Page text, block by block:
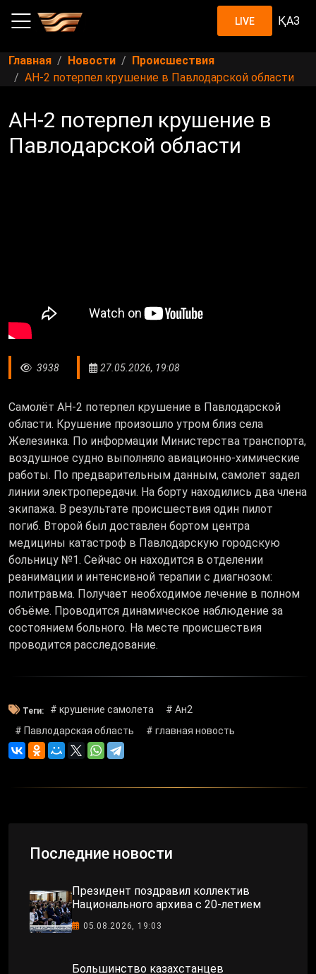
LIVE ҚАЗ
Главная Новости
Происшествия
АН-2 потерпел крушение в Павлодарской области
АН-2 потерпел крушение в
Павлодарской области
3938 27.05.2026, 19:08
Самолёт АН-2 потерпел крушение в Павлодарской
области. Крушение произошло утром близ села
Железинка. По информации Министерства транспорта,
воздушное судно выполняло авиационно-химические
работы. По предварительным данным, самолет задел
линии электропередачи. На борту находились два члена
экипажа. В результате происшествия один пилот
погиб. Второй был доставлен бортом центра
медицины катастроф в Павлодарскую городскую
больницу №1. Сейчас он находится в отделении
реанимации и интенсивной терапии с диагнозом:
политравма. Получает необходимое лечение в полном
объёме. Проводится динамическое наблюдение за
состоянием больного. На месте происшествия
проводится расследование.
Теги: # крушение самолета
# Ан2
# Павлодарская область
# главная новость
Последние новости
Президент поздравил коллектив
Национального архива с 20-летием
05.08.2026, 19:03
Большинство казахстанцев